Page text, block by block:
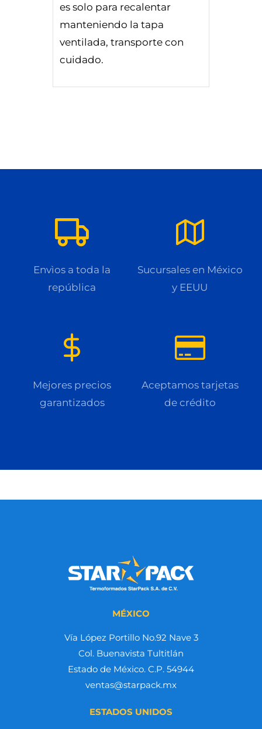
es solo para recalentar
manteniendo la tapa
ventilada, transporte con
cuidado.
Envìos a toda la
república
Sucursales en México
y EEUU
Mejores precios
garantizados
Aceptamos tarjetas
de crédito
MÉXICO
Vía López Portillo No.92 Nave 3
Col. Buenavista Tultitlán
Estado de México. C.P. 54944
ventas@starpack.mx
ESTADOS UNIDOS